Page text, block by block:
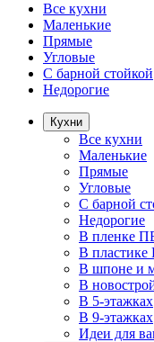
Все кухни
Маленькие
Прямые
Угловые
С барной стойкой
Недорогие
Кухни
Все кухни
Маленькие
Прямые
Угловые
С барной
Недорогие
В пленке
В пластике
В шпоне и
В
В 5-этажках
В 9-этажках
Идеи для